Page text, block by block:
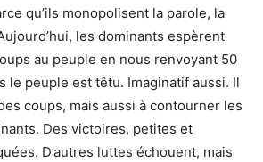
qu’ils monopolisent la parole, la
les dominants espèrent
au peuple en nous renvoyant 50
le peuple est têtu. Imaginatif aussi. Il
coups, mais aussi à contourner les
Des victoires, petites et
D’autres luttes échouent, mais